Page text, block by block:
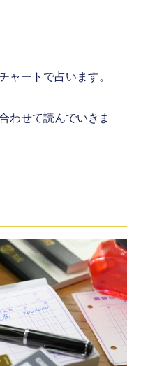
ャートで占います。
わせて読んでいきま